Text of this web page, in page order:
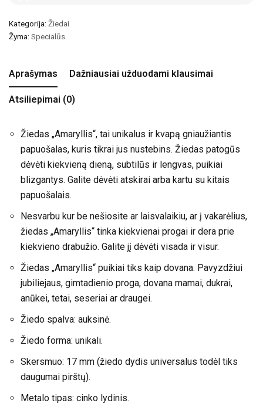
Kategorija: Žiedai
Žyma: Specialūs
Aprašymas Dažniausiai užduodami klausimai
Atsiliepimai (0)
Žiedas „Amaryllis“, tai unikalus ir kvapą gniaužiantis
papuošalas, kuris tikrai jus nustebins. Žiedas patogūs
dėvėti kiekvieną dieną, subtilūs ir lengvas, puikiai
blizgantys. Galite dėvėti atskirai arba kartu su kitais
papuošalais.
Nesvarbu kur be nešiosite ar laisvalaikiu, ar į vakarėlius,
žiedas „Amaryllis“ tinka kiekvienai progai ir dera prie
kiekvieno drabužio. Galite jį dėvėti visada ir visur.
Žiedas „Amaryllis“ puikiai tiks kaip dovana. Pavyzdžiui
jubiliejaus, gimtadienio proga, dovana mamai, dukrai,
anūkei, tetai, seseriai ar draugei.
Žiedo spalva: auksinė.
Žiedo forma: unikali.
Skersmuo: 17 mm (žiedo dydis universalus todėl tiks
daugumai pirštų).
Metalo tipas: cinko lydinis.